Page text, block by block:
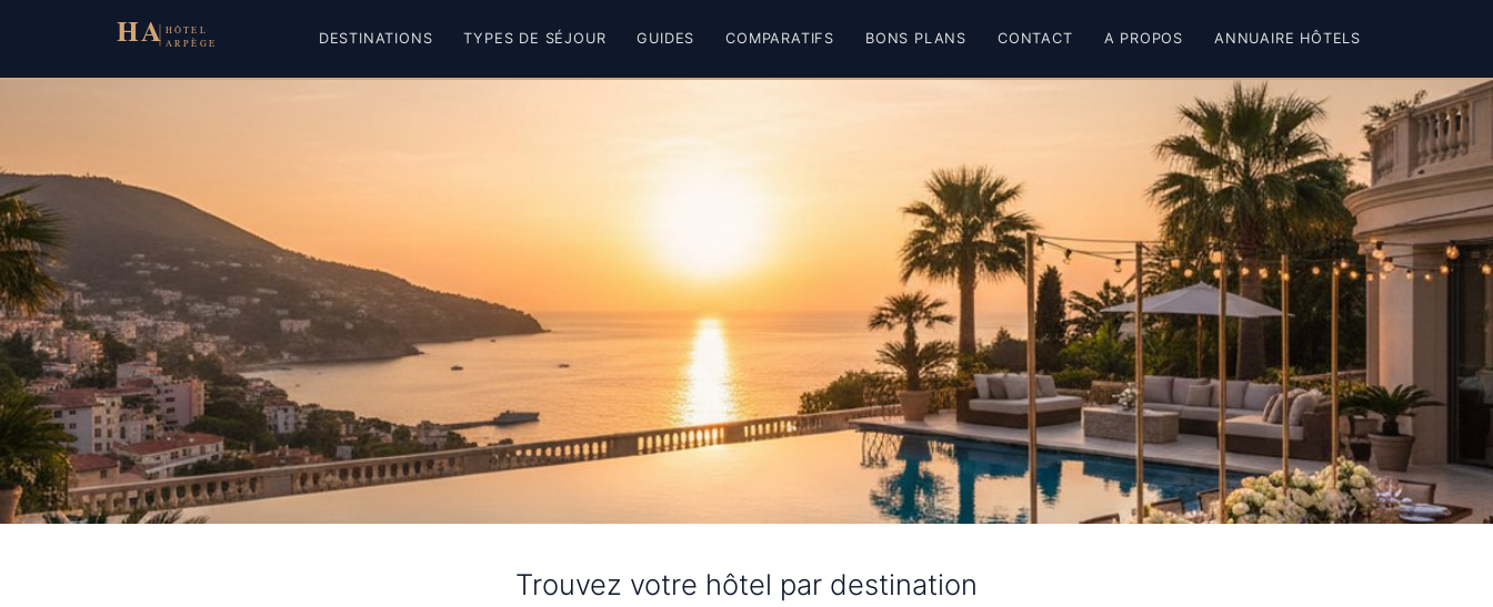
DESTINATIONS TYPES DE SÉJOUR GUIDES COMPARATIFS BONS PLANS CONTACT A PROPOS ANNUAIRE HÔTELS
Les meilleurs hôtels en FranceTrouvez votre hôtel par destination